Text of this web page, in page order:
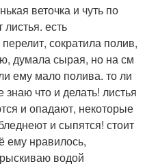
веточка и чуть по
есть
сократила полив,
думала сырая, но на см
ему мало полива. то ли
знаю что и делать! листья
и опадают, некоторые
и сыпятся! стоит
ему нравилось,
водой